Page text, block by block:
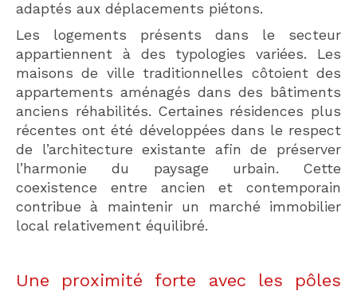
adaptés aux déplacements piétons.
Les logements présents dans le secteur
appartiennent à des typologies variées. Les
maisons de ville traditionnelles côtoient des
appartements aménagés dans des bâtiments
anciens réhabilités. Certaines résidences plus
récentes ont été développées dans le respect
de l’architecture existante afin de préserver
l’harmonie du paysage urbain. Cette
coexistence entre ancien et contemporain
contribue à maintenir un marché immobilier
local relativement équilibré.
Une proximité forte avec les pôles